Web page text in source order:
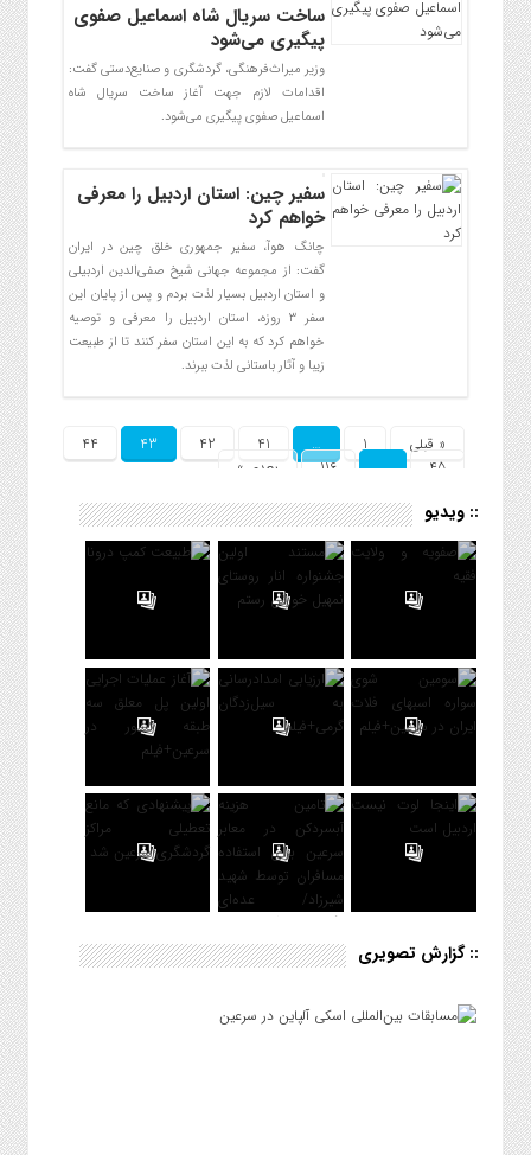
ساخت سریال شاه اسماعیل صفوی
پیگیری می‌شود
وزیر میراث‌فرهنگی، گردشگری و صنایع‌دستی گفت:
اقدامات لازم جهت آغاز ساخت سریال شاه
اسماعیل صفوی پیگیری می‌شود.
سفیر چین: استان اردبیل را معرفی
خواهم کرد
چانگ هوآ، سفیر جمهوری خلق چین در ایران
گفت: از مجموعه جهانی شیخ صفی‌الدین اردبیلی
و استان اردبیل بسیار لذت بردم و پس از پایان این
سفر ۳ روزه، استان اردبیل را معرفی و توصیه
خواهم کرد که به این استان سفر کنند تا از طبیعت
زیبا و آثار باستانی لذت ببرند.
« قبلی 1
…
41
42
43
44
45
…
116 بعدی »
:: ویدیو
:: گزارش تصویری